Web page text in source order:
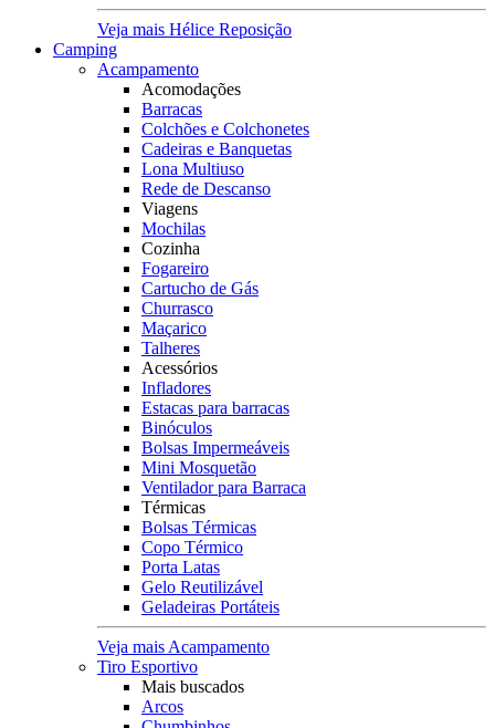
Veja mais Hélice Reposição
Camping
Acampamento
Acomodações
Barracas
Colchões e Colchonetes
Cadeiras e Banquetas
Lona Multiuso
Rede de Descanso
Viagens
Mochilas
Cozinha
Fogareiro
Cartucho de Gás
Churrasco
Maçarico
Talheres
Acessórios
Infladores
Estacas para barracas
Binóculos
Bolsas Impermeáveis
Mini Mosquetão
Ventilador para Barraca
Térmicas
Bolsas Térmicas
Copo Térmico
Porta Latas
Gelo Reutilizável
Geladeiras Portáteis
Veja mais Acampamento
Tiro Esportivo
Mais buscados
Arcos